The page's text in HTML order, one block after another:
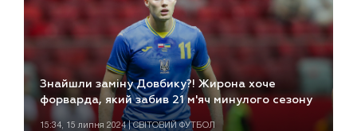
Знайшли заміну Довбику?! Жирона хоче
форварда, який забив 21 м'яч минулого сезону
15:34, 15 липня 2024 | СВІТОВИЙ ФУТБОЛ